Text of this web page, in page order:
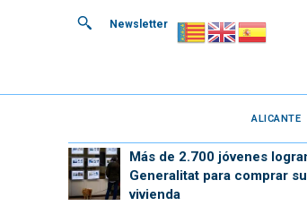
Newsletter
ALICANTE
Más de 2.700 jóvenes
Generalitat para comprar
vivienda